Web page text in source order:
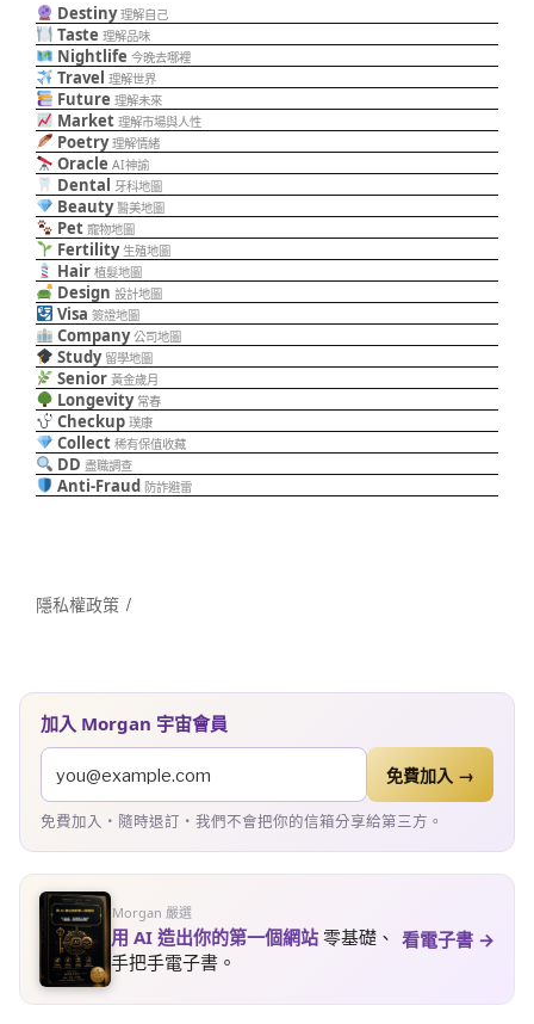
Destiny 理解自己
Taste 理解品味
Nightlife 今晚去哪裡
Travel 理解世界
Future 理解未來
Market 理解市場與人性
Poetry 理解情緒
Oracle AI神諭
Dental 牙科地圖
Beauty 醫美地圖
Pet 寵物地圖
Fertility 生殖地圖
Hair 植髮地圖
Design 設計地圖
Visa 簽證地圖
Company 公司地圖
Study 留學地圖
Senior 黃金歲月
Longevity 常春
Checkup 璞康
Collect 稀有保值收藏
DD 盡職調查
Anti-Fraud 防詐避雷
隱私權政策
加入 Morgan 宇宙會員
免費加入 →
免費加入・隨時退訂・我們不會把你的信箱分享給第三方。
Morgan 嚴選
用 AI 造出你的第一個網站 零基礎、
手把手電子書。
看電子書 →